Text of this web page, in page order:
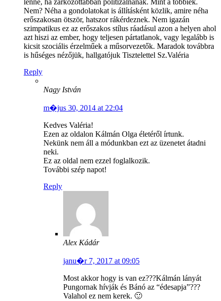
lenne, ha zárkózottabban politizálnának. Mint a többiek.
Nem? Néha a gondolatokat is állításként közlik, amire néha
erőszakosan ötször, hatszor rákérdeznek. Nem igazán
szimpatikus ez az erőszakos stílus ráadásul azon a helyen ahol
azt hiszi az ember, hogy teljesen pártatlanok, vagy legalább is
kicsit szociális érzelműek a műsorvezetők. Maradok továbbra
is hűséges nézőjük, hallgatójuk Tisztelettel Sz.Valéria
Reply
Nagy István
m�jus 30, 2014 at 22:04
Kedves Valéria!
Ezen az oldalon Kálmán Olga életéről írtunk.
Nekünk nem áll a módunkban ezt az üzenetet átadni
neki.
Ez az oldal nem ezzel foglalkozik.
További szép napot!
Reply
Alex Kádár
janu�r 7, 2017 at 09:05
Most akkor hogy is van ez???Kálmán lányát
Pungornak hívják és Bánó az “édesapja”???
Valahol ez nem kerek. 🙂